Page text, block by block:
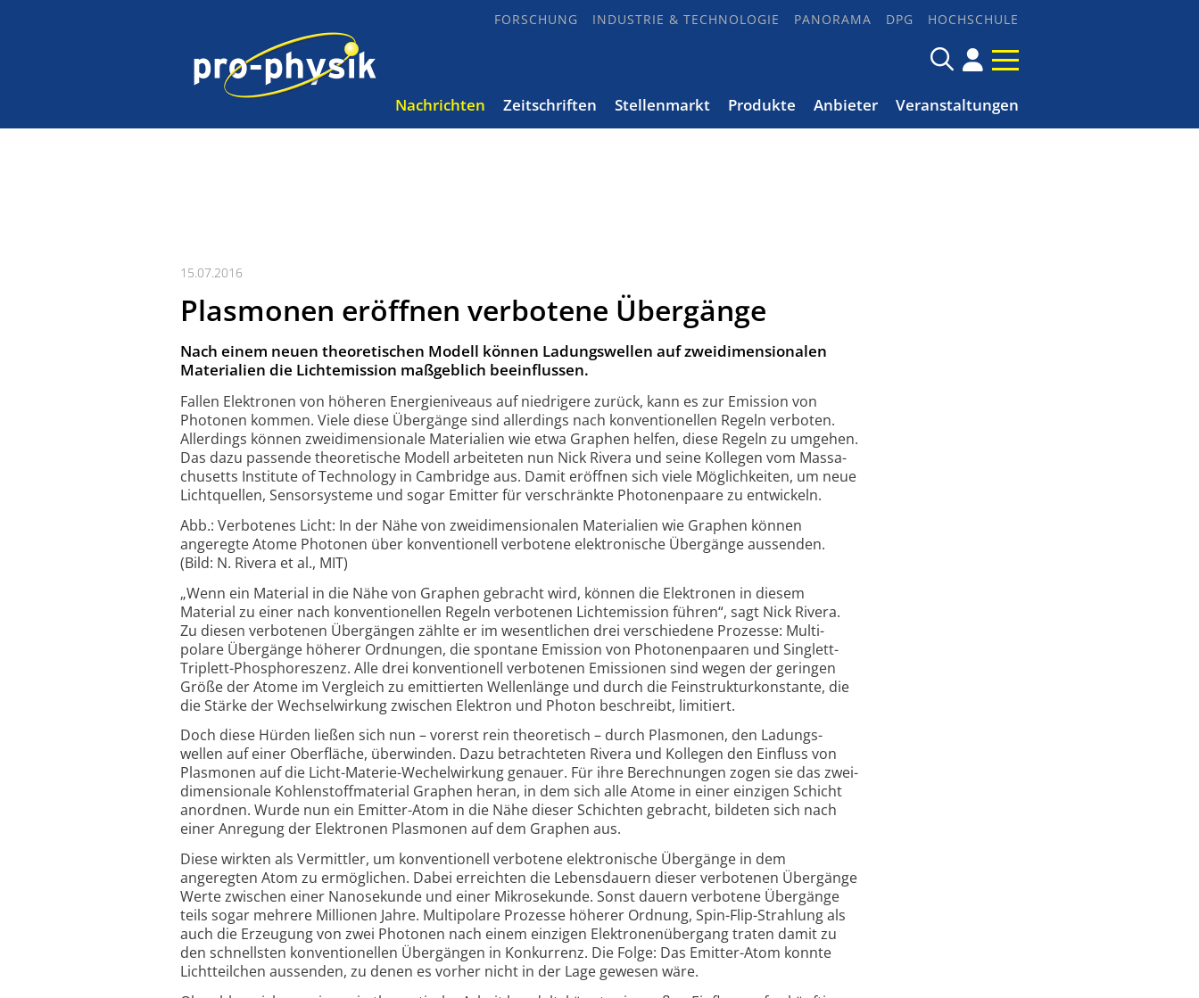
FORSCHUNG INDUSTRIE & TECHNOLOGIE PANORAMA DPG HOCHSCHULE
Nachrichten Zeitschriften Stellenmarkt Produkte Anbieter Veranstaltungen
15.07.2016
Plasmonen eröffnen verbotene Übergänge
Nach einem neuen theoretischen Modell können Ladungswellen auf zweidimensionalen
Materialien die Lichtemission maßgeblich beeinflussen.
Fallen Elektronen von höheren Energie­niveaus auf niedrigere zurück, kann es zur Emission von
Photonen kommen. Viele diese Übergänge sind allerdings nach konven­tionellen Regeln verboten.
Allerdings können zwei­dimensionale Materialien wie etwa Graphen helfen, diese Regeln zu umgehen.
Das dazu passende theore­tische Modell arbeiteten nun Nick Rivera und seine Kollegen vom Massa­
chusetts Institute of Technology in Cambridge aus. Damit eröffnen sich viele Möglichkeiten, um neue
Licht­quellen, Sensor­systeme und sogar Emitter für verschränkte Photonen­paare zu entwickeln.
Abb.: Verbotenes Licht: In der Nähe von zweidimensionalen Materialien wie Graphen können
angeregte Atome Photonen über konventionell verbotene elektronische Übergänge aussenden.
(Bild: N. Rivera et al., MIT)
„Wenn ein Material in die Nähe von Graphen gebracht wird, können die Elektronen in diesem
Material zu einer nach konven­tionellen Regeln verbotenen Licht­emission führen“, sagt Nick Rivera.
Zu diesen verbotenen Über­gängen zählte er im wesent­lichen drei verschie­dene Prozesse: Multi­
polare Übergänge höherer Ordnungen, die spontane Emission von Photonen­paaren und Singlett-
Triplett-Phos­phoreszenz. Alle drei konven­tionell verbotenen Emissionen sind wegen der geringen
Größe der Atome im Vergleich zu emittierten Wellenlänge und durch die Feinstruktur­konstante, die
die Stärke der Wechsel­wirkung zwischen Elektron und Photon beschreibt, limitiert.
Doch diese Hürden ließen sich nun – vorerst rein theoretisch – durch Plasmonen, den Ladungs­
wellen auf einer Oberfläche, überwinden. Dazu betrach­teten Rivera und Kollegen den Einfluss von
Plasmonen auf die Licht-Materie-Wechel­wirkung genauer. Für ihre Berechnungen zogen sie das zwei­
dimensionale Kohlenstoff­material Graphen heran, in dem sich alle Atome in einer einzigen Schicht
anordnen. Wurde nun ein Emitter-Atom in die Nähe dieser Schichten gebracht, bildeten sich nach
einer Anregung der Elektronen Plasmonen auf dem Graphen aus.
Diese wirkten als Vermittler, um konven­tionell verbotene elek­tronische Übergänge in dem
angeregten Atom zu ermöglichen. Dabei erreichten die Lebens­dauern dieser verbotenen Übergänge
Werte zwischen einer Nanosekunde und einer Mikrosekunde. Sonst dauern verbotene Übergänge
teils sogar mehrere Millionen Jahre. Multi­polare Prozesse höherer Ordnung, Spin-Flip-Strahlung als
auch die Erzeugung von zwei Photonen nach einem einzigen Elektronen­übergang traten damit zu
den schnellsten konven­tionellen Übergängen in Konkurrenz. Die Folge: Das Emitter-Atom konnte
Licht­teilchen aussenden, zu denen es vorher nicht in der Lage gewesen wäre.